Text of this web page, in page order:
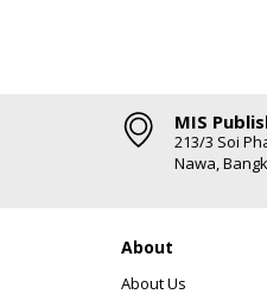
MIS
213/3 Soi
Nawa,
About
About Us